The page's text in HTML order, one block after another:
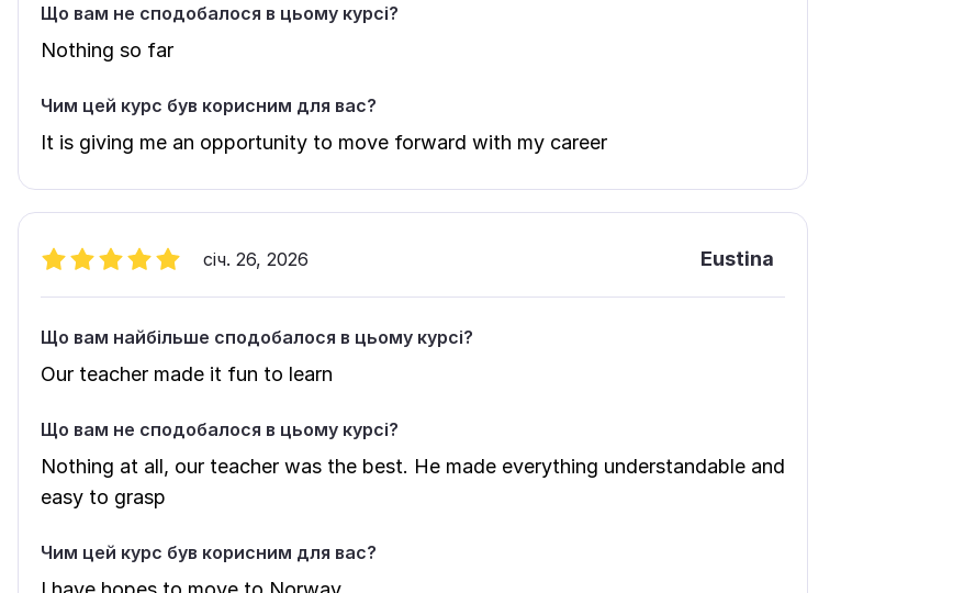
Що вам не сподобалося в цьому курсі?
Nothing so far
Чим цей курс був корисним для вас?
It is giving me an opportunity to move forward with my career
січ. 26, 2026 Eustina
Що вам найбільше сподобалося в цьому курсі?
Our teacher made it fun to learn
Що вам не сподобалося в цьому курсі?
Nothing at all, our teacher was the best. He made everything understandable and
easy to grasp
Чим цей курс був корисним для вас?